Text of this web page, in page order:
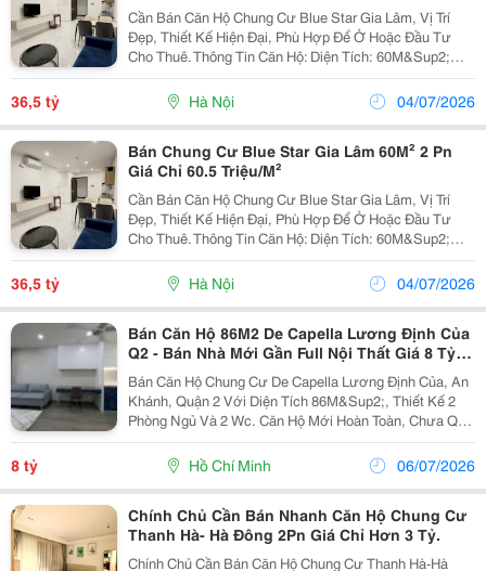
Cần Bán Căn Hộ Chung Cư Blue Star Gia Lâm, Vị Trí
Đẹp, Thiết Kế Hiện Đại, Phù Hợp Để Ở Hoặc Đầu Tư
Cho Thuê. Thông Tin Căn Hộ: Diện Tích: 60M&Sup2;
Thiết Kế: 2 Phòng Ngủ, 1 Phòng Vệ Sinh Tình Trạng:
Nhà Nguyên Bản, Thuận Tiện Cho Khách Hàng Tự...
36,5 tỷ Hà Nội 04/07/2026
Bán Chung Cư Blue Star Gia Lâm 60M² 2 Pn
Giá Chỉ 60.5 Triệu/M²
Cần Bán Căn Hộ Chung Cư Blue Star Gia Lâm, Vị Trí
Đẹp, Thiết Kế Hiện Đại, Phù Hợp Để Ở Hoặc Đầu Tư
Cho Thuê. Thông Tin Căn Hộ: Diện Tích: 60M&Sup2;
Thiết Kế: 2 Phòng Ngủ, 1 Phòng Vệ Sinh Tình Trạng:
Nhà Nguyên Bản, Thuận Tiện Cho Khách Hàng Tự...
36,5 tỷ Hà Nội 04/07/2026
Bán Căn Hộ 86M2 De Capella Lương Định Của
Q2 - Bán Nhà Mới Gần Full Nội Thất Giá 8 Tỷ,
Sổ Hồng Riêng
Bán Căn Hộ Chung Cư De Capella Lương Định Của, An
Khánh, Quận 2 Với Diện Tích 86M&Sup2;, Thiết Kế 2
Phòng Ngủ Và 2 Wc. Căn Hộ Mới Hoàn Toàn, Chưa Qua
Sử Dụng, Mang Đến Cho Bạn Không Gian Sống Hiện
Đại Và Tiện Nghi. - Vị Trí Căn Hộ Nằm Mặt Tiền...
8 tỷ Hồ Chí Minh 06/07/2026
Chính Chủ Cần Bán Nhanh Căn Hộ Chung Cư
Thanh Hà- Hà Đông 2Pn Giá Chỉ Hơn 3 Tỷ.
Chính Chủ Cần Bán Căn Hộ Chung Cư Thanh Hà-Hà